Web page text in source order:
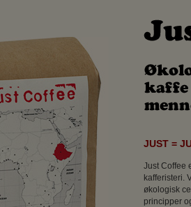
JUST =
Just Coffee
kafferisteri.
økologisk
principper